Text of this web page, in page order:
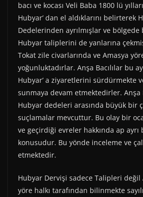
bacı ve kocası Veli Baba 1800 lü
Hubyar’ dan el aldıklarını belirterek
Dedelerinden ayrılmışlar ve bölgede
Hubyar taliplerini de yanlarına
Tokat zile civarlarında ve Amasya
yoğunluktadırlar. Anşa Bacılılar bu
Hubyar’ a ziyaretlerini sürdürmekte
sunmaya devam etmektedirler. Anşa
Hubyar dedeleri arasında büyük bir
suçlamalar mevcuttur. Bu olay bir
ve geçirdiği evreler hakkında ap ayrı
konusudur. Bu yönde inceleme ve
etmektedir.
Hubyar Dervişi sadece Talipleri değil
yöre halkı tarafından bilinmekte